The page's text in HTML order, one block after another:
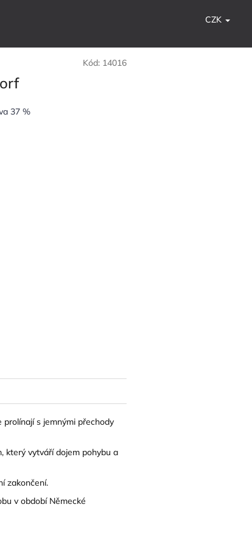
CZK
Kód: 14016
37 %
s jemnými přechody
který vytváří dojem pohybu a
zakončení.
v období Německé